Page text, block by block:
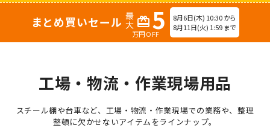
まとめ買いセール redeem 5
万円OFF
8月6日(木) 10:30 から
8月11日(火) 1:59 まで
工場・物流・作業現場用品
スチール棚や台車など、工場・物流・作業現場での業務や、整理
整頓に欠かせないアイテムをラインナップ。